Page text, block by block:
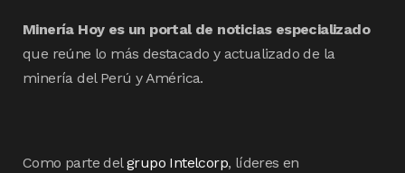
Minería Hoy es un portal de noticias especializado
que reúne lo más destacado y actualizado de la
minería del Perú y América.
Como parte delgrupo Intelcorp, líderes en